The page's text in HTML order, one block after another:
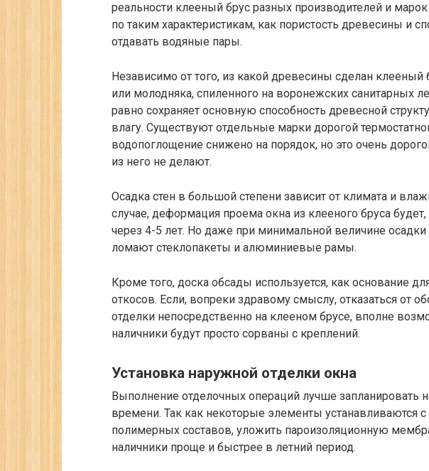
реальности клееный брус разных производителей и
по таким характеристикам, как пористость древесины и
отдавать водяные пары.
Независимо от того, из какой древесины сделан клееный
или молодняка, спиленного на воронежских санитарных
равно сохраняет основную способность древесной
влагу. Существуют отдельные марки дорогой
водопоглощение снижено на порядок, но это очень
из него не делают.
Осадка стен в большой степени зависит от климата и
случае, деформация проема окна из клееного бруса
через 4-5 лет. Но даже при минимальной величине
ломают стеклопакеты и алюминиевые рамы.
Кроме того, доска обсады используется, как основание
откосов. Если, вопреки здравому смыслу, отказаться от
отделки непосредственно на клееном брусе, вполне
наличники будут просто сорваны с креплений.
Установка наружной отделки окна
Выполнение отделочных операций лучше запланировать
времени. Так как некоторые элементы устанавливаются
полимерных составов, уложить пароизоляционную
наличники проще и быстрее в летний период.